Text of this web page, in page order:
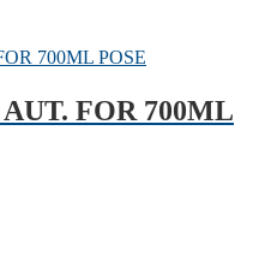
FOR 700ML